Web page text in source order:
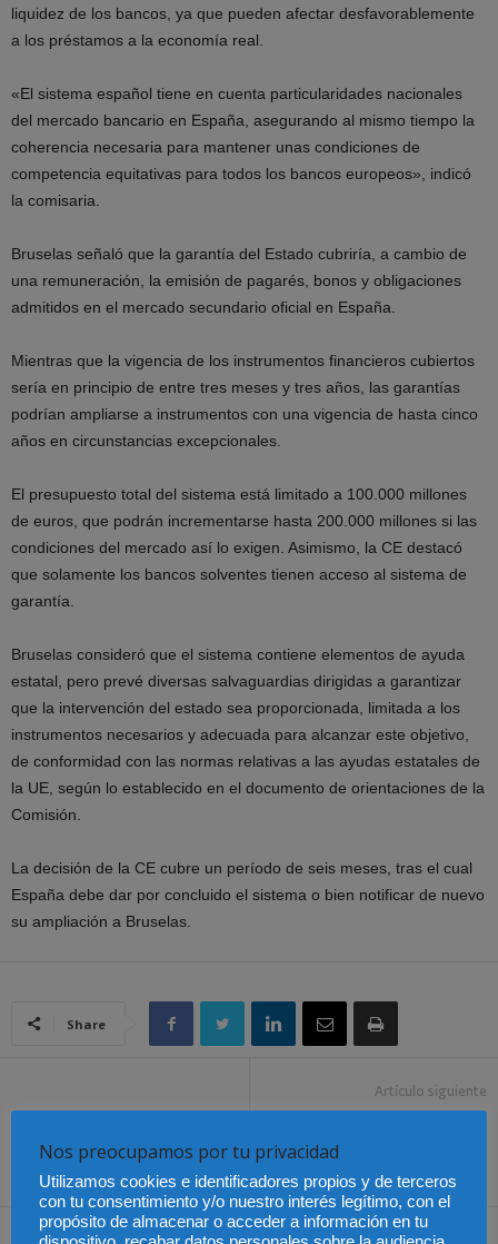
liquidez de los bancos, ya que pueden afectar desfavorablemente
a los préstamos a la economía real.
«El sistema español tiene en cuenta particularidades nacionales
del mercado bancario en España, asegurando al mismo tiempo la
coherencia necesaria para mantener unas condiciones de
competencia equitativas para todos los bancos europeos», indicó
la comisaria.
Bruselas señaló que la garantía del Estado cubriría, a cambio de
una remuneración, la emisión de pagarés, bonos y obligaciones
admitidos en el mercado secundario oficial en España.
Mientras que la vigencia de los instrumentos financieros cubiertos
sería en principio de entre tres meses y tres años, las garantías
podrían ampliarse a instrumentos con una vigencia de hasta cinco
años en circunstancias excepcionales.
El presupuesto total del sistema está limitado a 100.000 millones
de euros, que podrán incrementarse hasta 200.000 millones si las
condiciones del mercado así lo exigen. Asimismo, la CE destacó
que solamente los bancos solventes tienen acceso al sistema de
garantía.
Bruselas consideró que el sistema contiene elementos de ayuda
estatal, pero prevé diversas salvaguardias dirigidas a garantizar
que la intervención del estado sea proporcionada, limitada a los
instrumentos necesarios y adecuada para alcanzar este objetivo,
de conformidad con las normas relativas a las ayudas estatales de
la UE, según lo establecido en el documento de orientaciones de la
Comisión.
La decisión de la CE cubre un período de seis meses, tras el cual
España debe dar por concluido el sistema o bien notificar de nuevo
su ampliación a Bruselas.
Share
Artículo siguiente
la contratación de
Artículos relacionados Más del autor
Nos preocupamos por tu privacidad
Utilizamos cookies e identificadores propios y de terceros
con tu consentimiento y/o nuestro interés legítimo, con el
propósito de almacenar o acceder a información en tu